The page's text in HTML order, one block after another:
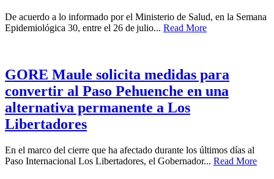
De acuerdo a lo informado por el Ministerio de Salud, en la Semana
Epidemiológica 30, entre el 26 de julio... Read More
GORE Maule solicita medidas para
convertir al Paso Pehuenche en una
alternativa permanente a Los
Libertadores
En el marco del cierre que ha afectado durante los últimos días al
Paso Internacional Los Libertadores, el Gobernador... Read More